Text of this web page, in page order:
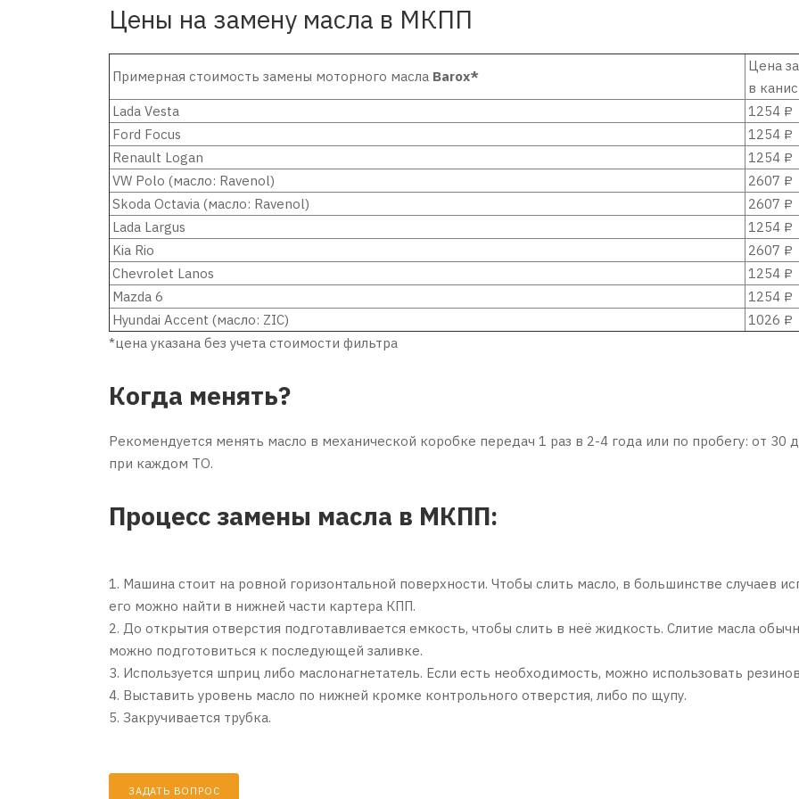
Цены на замену масла в МКПП
Примерная стоимость замены моторного масла Barox*
Цена
в
Lada Vesta
1254 ₽
Ford Focus
1254 ₽
Renault Logan
1254 ₽
VW Polo (масло: Ravenol)
2607 ₽
Skoda Octavia (масло: Ravenol)
2607 ₽
Lada Largus
1254 ₽
Kia Rio
2607 ₽
Chevrolet Lanos
1254 ₽
Mazda 6
1254 ₽
Hyundai Accent (масло: ZIC)
1026 ₽
*цена указана без учета стоимости фильтра
Когда менять?
Рекомендуется менять масло в механической коробке передач 1 раз в 2-4 года или по пробегу: от 30
при каждом ТО.
Процесс замены масла в МКПП:
1. Машина стоит на ровной горизонтальной поверхности. Чтобы слить масло, в большинстве случаев
его можно найти в нижней части картера КПП.
2. До открытия отверстия подготавливается емкость, чтобы слить в неё жидкость. Слитие масла
можно подготовиться к последующей заливке.
3. Используется шприц либо маслонагнетатель. Если есть необходимость, можно использовать
4. Выставить уровень масло по нижней кромке контрольного отверстия, либо по щупу.
5. Закручивается трубка.
ЗАДАТЬ ВОПРОС